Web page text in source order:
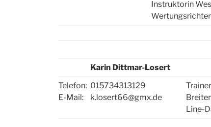
Instruktorin
Karin Dittmar-Losert
Telefon:
E-Mail:
015734313129
k.losert66@gmx.de
Line-